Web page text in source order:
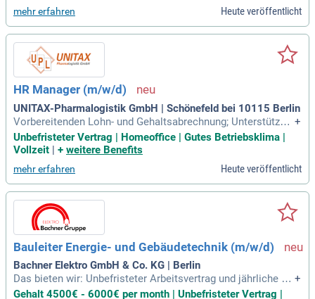
e Funkortung hervorragende Kompetenzen in den Bereichen
Avionik und Flugführung
mehr erfahren Heute veröffentlicht
HR Manager (m/w/d)
UNITAX-Pharmalogistik GmbH | Schönefeld bei 10115 Berlin
Vorbereitenden Lohn- und Gehaltsabrechnung; Unterstützun
g entlang des gesamten Employee Lifecycle (Eintritt bis Au
stritt); Ansprechpartner für Mitarbeitende und Führungskräft
xternen Stellen wie Sozialversicherungsträgern
+
Unbefristeter Vertrag | Homeoffice | Gutes Betriebsklima |
Vollzeit | + weitere Benefits
mehr erfahren Heute veröffentlicht
Bauleiter Energie- und Gebäudetechnik (m/w/d)
Bachner Elektro GmbH & Co. KG | Berlin
Das bieten wir: Unbefristeter Arbeitsvertrag und jährliche tar
ifliche Gehaltserhöhung; Arbeitgeberfinanzierte Krankenzusa
+
Gehalt 4500€ - 6000€ per month | Unbefristeter Vertrag |